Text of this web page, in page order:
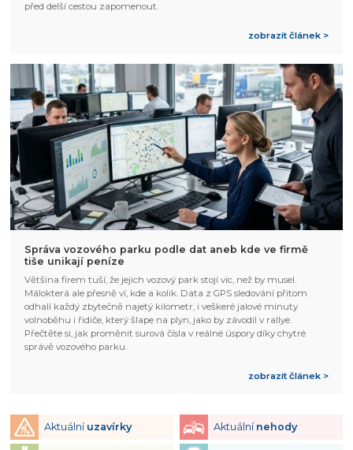
před delší cestou zapomenout.
zobrazit článek >
Správa vozového parku podle dat aneb kde ve firmě
tiše unikají peníze
Většina firem tuší, že jejich vozový park stojí víc, než by musel.
Málokterá ale přesně ví, kde a kolik. Data z GPS sledování přitom
odhalí každý zbytečně najetý kilometr, i veškeré jalové minuty
volnoběhu i řidiče, který šlape na plyn, jako by závodil v rallye.
Přečtěte si, jak proměnit surová čísla v reálné úspory díky chytré
správě vozového parku.
zobrazit článek >
Aktuální uzavírky Aktuální nehody